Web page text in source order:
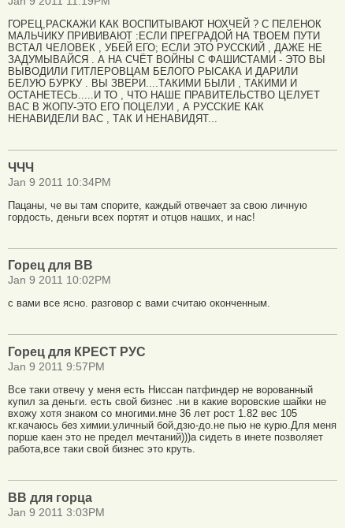
ГОРЕЦ,РАСКАЖИ КАК ВОСПИТЫВАЮТ НОХЧЕЙ ? С ПЕЛЕНОК
МАЛЬЧИКУ ПРИВИВАЮТ :ЕСЛИ ПРЕГРАДОЙ НА ТВОЕМ ПУТИ
ВСТАЛ ЧЕЛОВЕК , УБЕЙ ЕГО; ЕСЛИ ЭТО РУССКИЙ , ДАЖЕ НЕ
ЗАДУМЫВАЙСЯ . А НА СЧЁТ ВОЙНЫ С ФАШИСТАМИ - ЭТО ВЫ
ВЫВОДИЛИ ГИТЛЕРОВЦАМ БЕЛОГО РЫСАКА И ДАРИЛИ
БЕЛУЮ БУРКУ . ВЫ ЗВЕРИ....ТАКИМИ БЫЛИ , ТАКИМИ И
ОСТАНЕТЕСЬ.....И ТО , ЧТО НАШЕ ПРАВИТЕЛЬСТВО ЦЕЛУЕТ
ВАС В ЖОПУ-ЭТО ЕГО ПОЦЕЛУИ , А РУССКИЕ КАК
НЕНАВИДЕЛИ ВАС , ТАК И НЕНАВИДЯТ...
ЧЧЧ
Jan 9 2011 10:34PM
Пацаны, че вы там спорите, каждый отвечает за свою личную
гордость, деньги всех портят и отцов наших, и нас!
Горец для ВВ
Jan 9 2011 10:02PM
с вами все ясно. разговор с вами считаю оконченным.
Горец для КРЕСТ РУС
Jan 9 2011 9:57PM
Все таки отвечу у меня есть Ниссан патфиндер не ворованный
купил за деньги. есть свой бизнес .ни в какие воровские шайки не
вхожу хотя знаком со многими.мне 36 лет рост 1.82 вес 105
кг.качаюсь без химии.уличный бой,дзю-до.не пью не курю.Для меня
порше каен это не предел мечтаний)))а сидеть в инете позволяет
работа,все таки свой бизнес это круть.
ВВ для горца
Jan 9 2011 3:03PM